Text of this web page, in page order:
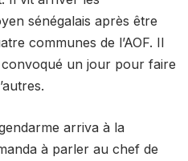
sénégalais après être
communes de l’AOF. Il
un jour pour faire
arriva à la
à parler au chef de